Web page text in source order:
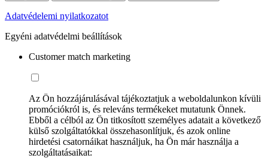
Adatvédelemi nyilatkozatot
Egyéni adatvédelmi beállítások
Customer match marketing
Az Ön hozzájárulásával tájékoztatjuk a weboldalunkon kívüli
promóciókról is, és releváns termékeket mutatunk Önnek.
Ebből a célból az Ön titkosított személyes adatait a következő
külső szolgáltatókkal összehasonlítjuk, és azok online
hirdetési csatornáikat használjuk, ha Ön már használja a
szolgáltatásaikat: